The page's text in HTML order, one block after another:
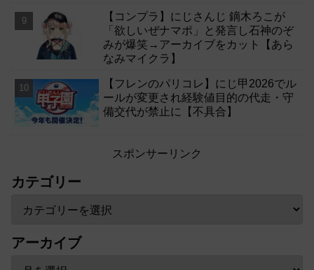
【コンプラ】にじさんじ 鏑木ろこが
「欲しいぜナマポ」と発言し石神のぞ
みが爆笑→アーカイブをカット【あら
なみマイクラ】
【フレンのパリコレ】にじ甲2026でル
ールが変更され経験値目的の代走・守
備交代が禁止に【不具合】
スポンサーリンク
カテゴリー
アーカイブ